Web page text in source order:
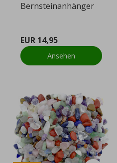
Bernsteinanhänger
EUR 14,95
Ansehen